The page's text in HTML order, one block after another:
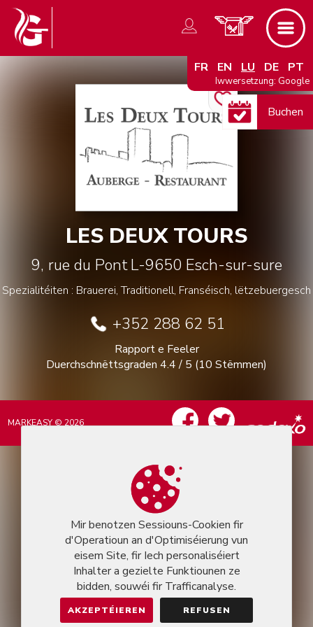
FR EN LU DE PT
Iwwersetzung: Google
LES DEUX TOURS
9, rue du PontL-9650 Esch-sur-sure
Spezialitéiten : Brauerei, Traditionell, Franséisch, lëtzebuergesch
+352 288 62 51
Rapport e Feeler
Duerchschnëttsgraden 4.4/ 5 (10 Stëmmen)
Buchen
Mir benotzen Sessiouns-Cookien fir
d'Operatioun an d'Optimiséierung vun
eisem Site, fir Iech personaliséiert
Inhalter a gezielte Funktiounen ze
bidden, souwéi fir Trafficanalyse.
AKZEPTÉIEREN REFUSEN
MARKEASY © 2026